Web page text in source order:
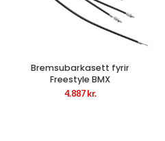
Bremsubarkasett fyrir
Freestyle BMX
4.887 kr.